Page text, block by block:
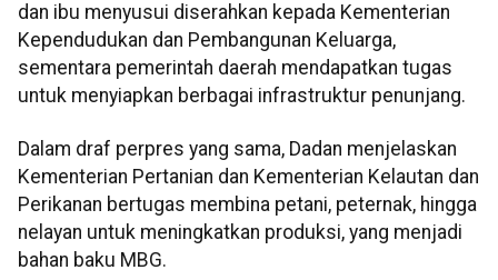
dan ibu menyusui diserahkan kepada Kementerian
Kependudukan dan Pembangunan Keluarga,
sementara pemerintah daerah mendapatkan tugas
untuk menyiapkan berbagai infrastruktur penunjang.
Dalam draf perpres yang sama, Dadan menjelaskan
Kementerian Pertanian dan Kementerian Kelautan dan
Perikanan bertugas membina petani, peternak, hingga
nelayan untuk meningkatkan produksi, yang menjadi
bahan baku MBG.